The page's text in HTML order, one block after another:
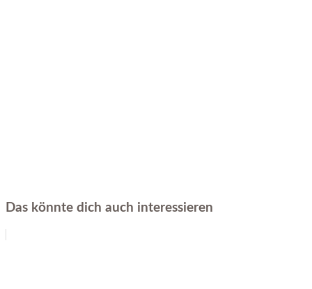
Das könnte dich auch interessieren